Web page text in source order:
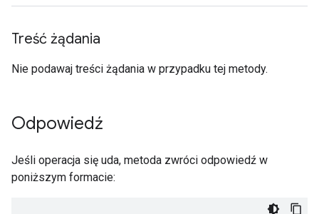
Treść żądania
Nie podawaj treści żądania w przypadku tej metody.
Odpowiedź
Jeśli operacja się uda, metoda zwróci odpowiedź w
poniższym formacie: